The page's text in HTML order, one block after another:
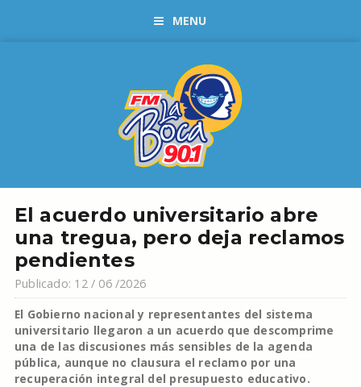
MENU
El acuerdo universitario abre
una tregua, pero deja reclamos
pendientes
Publicado: 12 / 06 /2026
El Gobierno nacional y representantes del sistema
universitario llegaron a un acuerdo que descomprime
una de las discusiones más sensibles de la agenda
pública, aunque no clausura el reclamo por una
recuperación integral del presupuesto educativo.